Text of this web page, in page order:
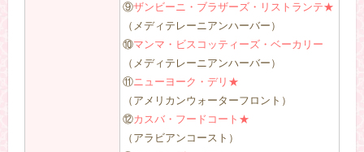
⑨ザンビーニ・ブラザーズ・リストランテ★
（メディテレーニアンハーバー）
⑩マンマ・ビスコッティーズ・ベーカリー
（メディテレーニアンハーバー）
⑪ニューヨーク・デリ★
（アメリカンウォーターフロント）
⑫カスバ・フードコート★
（アラビアンコースト）